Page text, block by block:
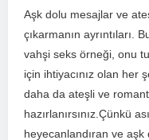
Aşk dolu mesajlar ve
çıkarmanın ayrıntıları.
vahşi ⁤seks örneği, onu
için ihtiyacınız olan her
daha da ateşli ve
hazırlanırsınız.Çünkü
heyecanlandıran ve